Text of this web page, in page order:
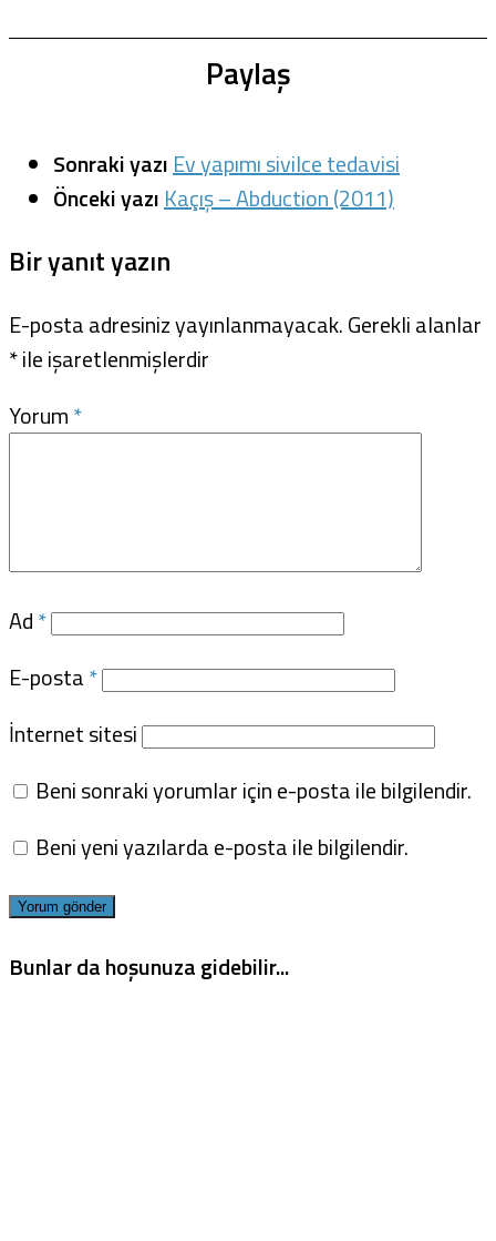
Paylaş
Sonraki yazı Ev yapımı sivilce tedavisi
Önceki yazı Kaçış – Abduction (2011)
Bir yanıt yazın
E-posta adresiniz yayınlanmayacak.Gerekli alanlar
*ile işaretlenmişlerdir
Yorum*
Ad*
E-posta*
İnternet sitesi
Beni sonraki yorumlar için e-posta ile bilgilendir.
Beni yeni yazılarda e-posta ile bilgilendir.
Bunlar da hoşunuza gidebilir...